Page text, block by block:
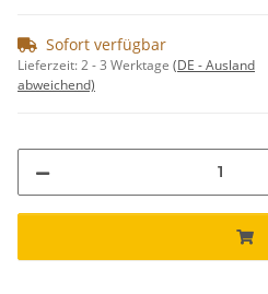
Sofort verfügbar
Lieferzeit:2 - 3 Werktage (DE - Ausland
abweichend)